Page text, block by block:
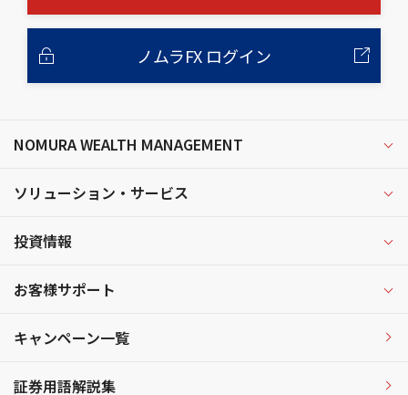
ノムラFX ログイン
NOMURA WEALTH MANAGEMENT
ソリューション・サービス
投資情報
お客様サポート
キャンペーン一覧
証券用語解説集